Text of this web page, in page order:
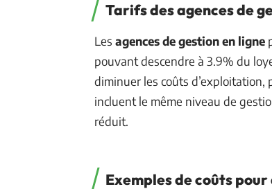
Tarifs des agences de
Les agences de gestion en ligne
pouvant descendre à 3.9% du
diminuer les coûts
incluent le même niveau de
réduit.
Exemples de coûts